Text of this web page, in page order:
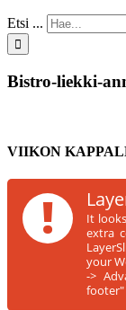
Etsi ...
Bistro-liekki-
VIIKON
!
It
extra
your
->